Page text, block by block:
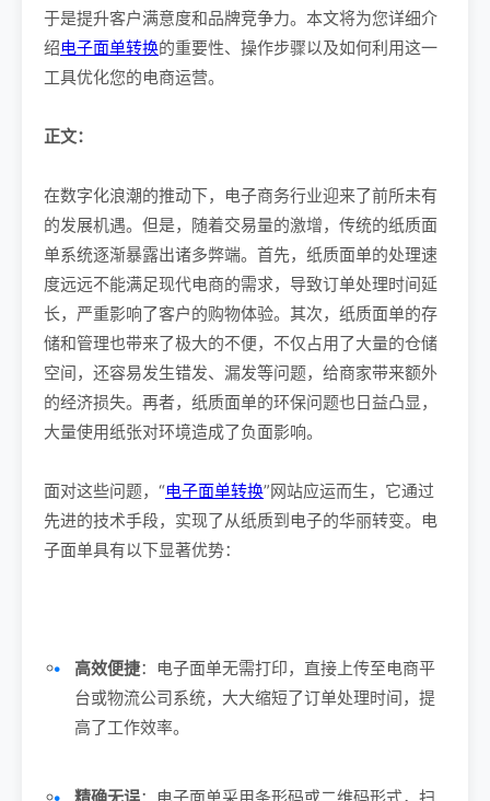
于是提升客户满意度和品牌竞争力。本文将为您详细介
绍电子面单转换的重要性、操作步骤以及如何利用这一
工具优化您的电商运营。
正文：
在数字化浪潮的推动下，电子商务行业迎来了前所未有
的发展机遇。但是，随着交易量的激增，传统的纸质面
单系统逐渐暴露出诸多弊端。首先，纸质面单的处理速
度远远不能满足现代电商的需求，导致订单处理时间延
长，严重影响了客户的购物体验。其次，纸质面单的存
储和管理也带来了极大的不便，不仅占用了大量的仓储
空间，还容易发生错发、漏发等问题，给商家带来额外
的经济损失。再者，纸质面单的环保问题也日益凸显，
大量使用纸张对环境造成了负面影响。
面对这些问题，“电子面单转换”网站应运而生，它通过
先进的技术手段，实现了从纸质到电子的华丽转变。电
子面单具有以下显著优势：
高效便捷：电子面单无需打印，直接上传至电商平
台或物流公司系统，大大缩短了订单处理时间，提
高了工作效率。